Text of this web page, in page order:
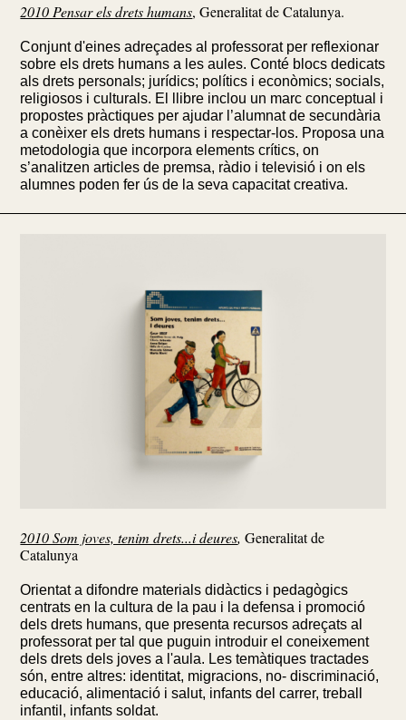
2010 Pensar els drets humans, Generalitat de Catalunya.
Conjunt d'eines adreçades al professorat per reflexionar
sobre els drets humans a les aules. Conté blocs dedicats
als drets personals; jurídics; polítics i econòmics; socials,
religiosos i culturals. El llibre inclou un marc conceptual i
propostes pràctiques per ajudar l’alumnat de secundària
a conèixer els drets humans i respectar-los. Proposa una
metodologia que incorpora elements crítics, on
s’analitzen articles de premsa, ràdio i televisió i on els
alumnes poden fer ús de la seva capacitat creativa.
2010 Som joves, tenim drets...i deures, Generalitat de
Catalunya
Orientat a difondre materials didàctics i pedagògics
centrats en la cultura de la pau i la defensa i promoció
dels drets humans, que presenta recursos adreçats al
professorat per tal que puguin introduir el coneixement
dels drets dels joves a l'aula. Les temàtiques tractades
són, entre altres: identitat, migracions, no- discriminació,
educació, alimentació i salut, infants del carrer, treball
infantil, infants soldat.